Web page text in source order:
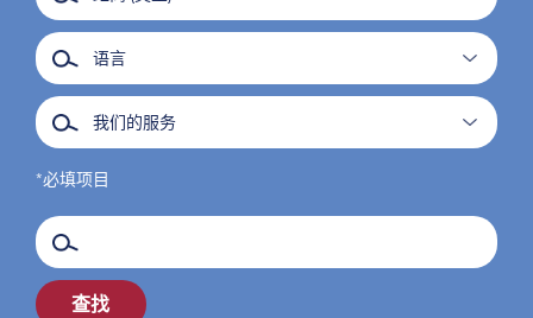
*必填项目